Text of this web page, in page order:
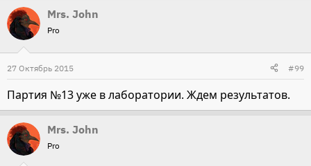
Mrs. John
Pro
27 Октябрь 2015 #99
Партия №13 уже в лаборатории. Ждем результатов.
Mrs. John
Pro